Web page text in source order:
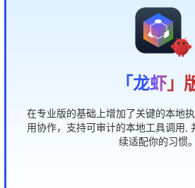
「龙虾」
在专业版的基础上增加了关键的本地
用协作，支持可审计的本地工具调用,
续适配你的习惯。